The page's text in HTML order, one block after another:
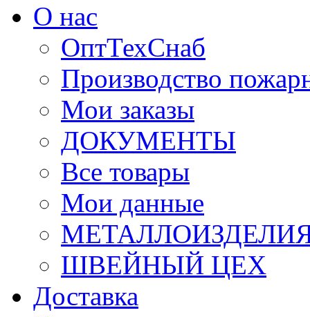
О нас
ОптТехСнаб
Производство
Мои заказы
ДОКУМЕНТЫ
Все товары
Мои данные
ШВЕЙНЫЙ ЦЕХ
Доставка